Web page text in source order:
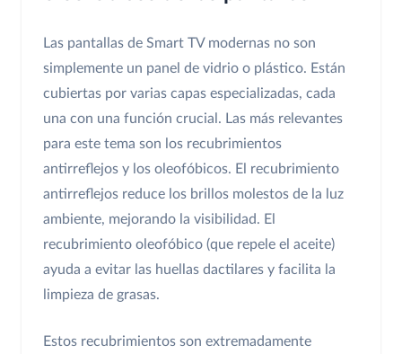
Las pantallas de Smart TV modernas no son
simplemente un panel de vidrio o plástico. Están
cubiertas por varias capas especializadas, cada
una con una función crucial. Las más relevantes
para este tema son los recubrimientos
antirreflejos y los oleofóbicos. El recubrimiento
antirreflejos reduce los brillos molestos de la luz
ambiente, mejorando la visibilidad. El
recubrimiento oleofóbico (que repele el aceite)
ayuda a evitar las huellas dactilares y facilita la
limpieza de grasas.
Estos recubrimientos son extremadamente